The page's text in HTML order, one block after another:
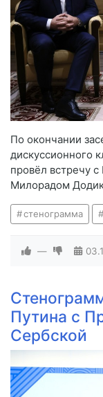
По окончании
дискуссионного
провёл встречу
Милорадом
стенограмма
—
Путина с
Сербской